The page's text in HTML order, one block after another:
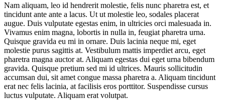
Nam aliquam, leo id hendrerit molestie, felis nunc pharetra est, et
tincidunt ante ante a lacus. Ut ut molestie leo, sodales placerat
augue. Duis vulputate egestas enim, in ultricies orci malesuada in.
Vivamus enim magna, lobortis in nulla in, feugiat pharetra urna.
Quisque gravida eu mi in ornare. Duis lacinia neque mi, eget
molestie purus sagittis at. Vestibulum mattis imperdiet arcu, eget
pharetra magna auctor at. Aliquam egestas dui eget urna bibendum
gravida. Quisque pretium sed mi id ultrices. Mauris sollicitudin
accumsan dui, sit amet congue massa pharetra a. Aliquam tincidunt
erat nec felis lacinia, at facilisis eros porttitor. Suspendisse cursus
luctus vulputate. Aliquam erat volutpat.